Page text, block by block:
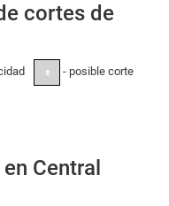
cortes de
± - posible corte
Central